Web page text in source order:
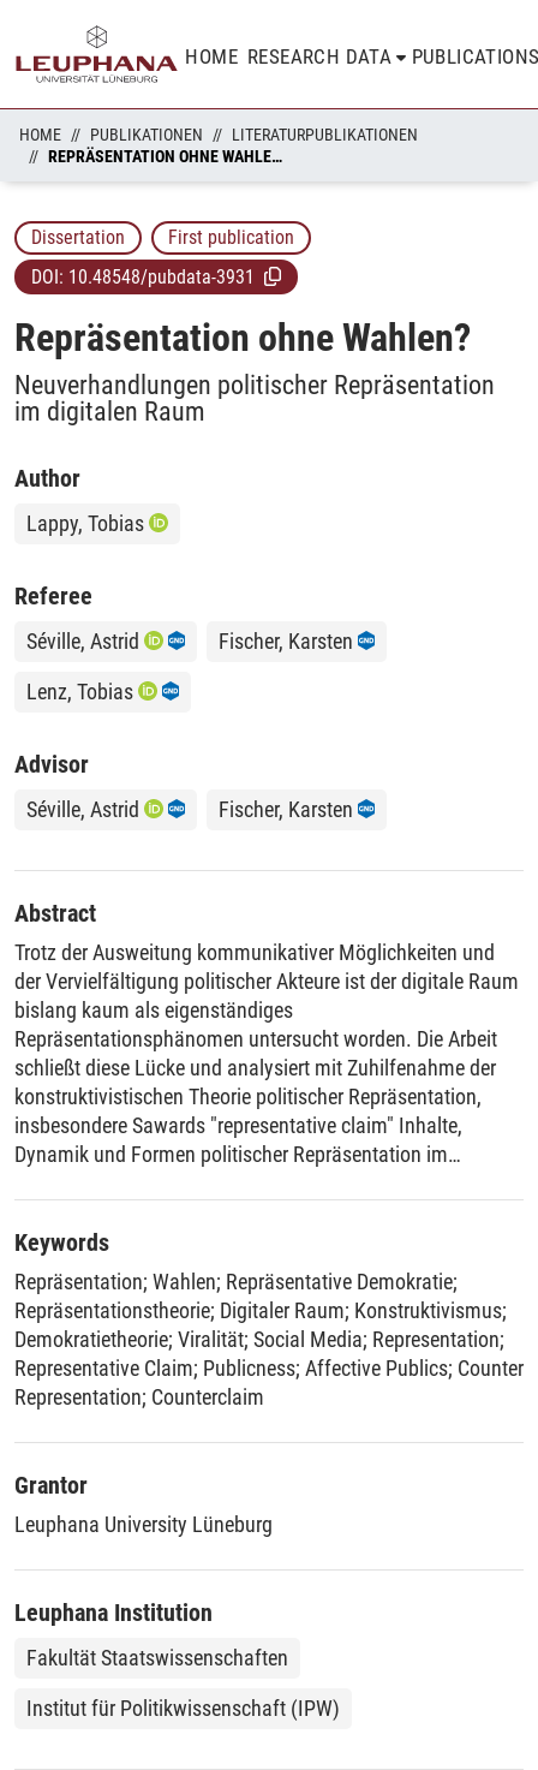
HOME RESEARCH DATA
HOME PUBLIKATIONEN
LITERATURPUBLIKATIONEN
REPRÄSENTATION OHNE WAHLEN?
Dissertation
First publication
DOI: 10.48548/pubdata-3931
Repräsentation ohne Wahlen?
Neuverhandlungen politischer Repräsentation
im digitalen Raum
Author
Lappy, Tobias
Referee
Séville, Astrid
Fischer, Karsten
Lenz, Tobias
Advisor
Séville, Astrid Fischer, Karsten
Abstract
Trotz der Ausweitung kommunikativer Möglichkeiten und
der Vervielfältigung politischer Akteure ist der digitale Raum
bislang kaum als eigenständiges
Repräsentationsphänomen untersucht worden. Die Arbeit
schließt diese Lücke und analysiert mit Zuhilfenahme der
konstruktivistischen Theorie politischer Repräsentation,
insbesondere Sawards "representative claim" Inhalte,
Dynamik und Formen politischer Repräsentation im
eine zunehmende Affektivität politischer Repräsentation im
digitalen Raum als Resonanz zwischen ähnlichen
Betroffenheiten, die von einem Prozess der strategischen
Beanspruchung von Repräsentation stärker zu
Zuschreibungs- und Attribuierungsprozessen wechselt. Das
Rahmenpapier thematisiert und problematisiert diese neue
Repräsentationslogik im Kontext der gegenwärtigen
Herausforderungen der repräsentativen Demokratie.
Keywords
Repräsentation; Wahlen; Repräsentative Demokratie;
Repräsentationstheorie; Digitaler Raum; Konstruktivismus;
Demokratietheorie; Viralität; Social Media; Representation;
Representative Claim; Publicness; Affective Publics; Counter
Representation; Counterclaim
Grantor
Leuphana University Lüneburg
Leuphana Institution
Fakultät Staatswissenschaften
Institut für Politikwissenschaft (IPW)